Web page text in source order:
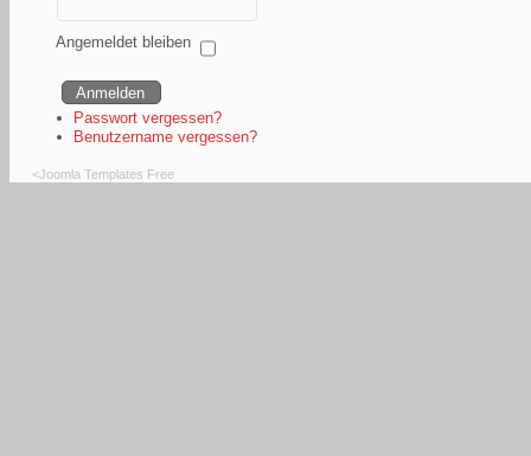
Angemeldet bleiben
Passwort vergessen?
Benutzername vergessen?
<Joomla Templates Free